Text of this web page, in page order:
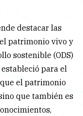
destacar las
patrimonio vivo y
sostenible (ODS)
para el
el patrimonio
que también es